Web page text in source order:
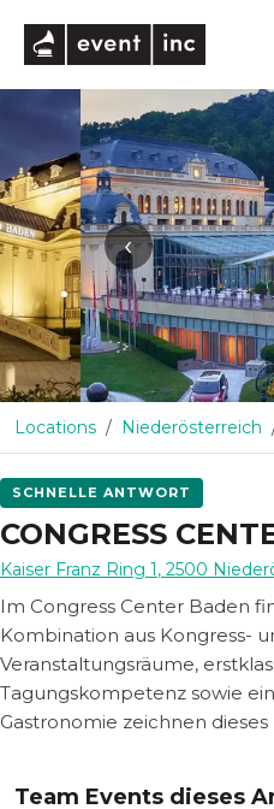
‹
Locations Niederösterreich
SCHNELLE ANTWORT
CONGRESS
Kaiser Franz Ring 1, 2500
Im Congress Center Baden
Kombination aus Kongress-
Veranstaltungsräume,
Tagungskompetenz sowie
Gastronomie zeichnen dieses
Team Events dieses